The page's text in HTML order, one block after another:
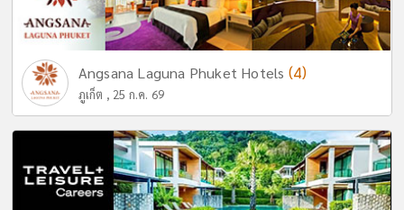
Angsana Laguna Phuket Hotels (4)
ภูเก็ต , 25 ก.ค. 69